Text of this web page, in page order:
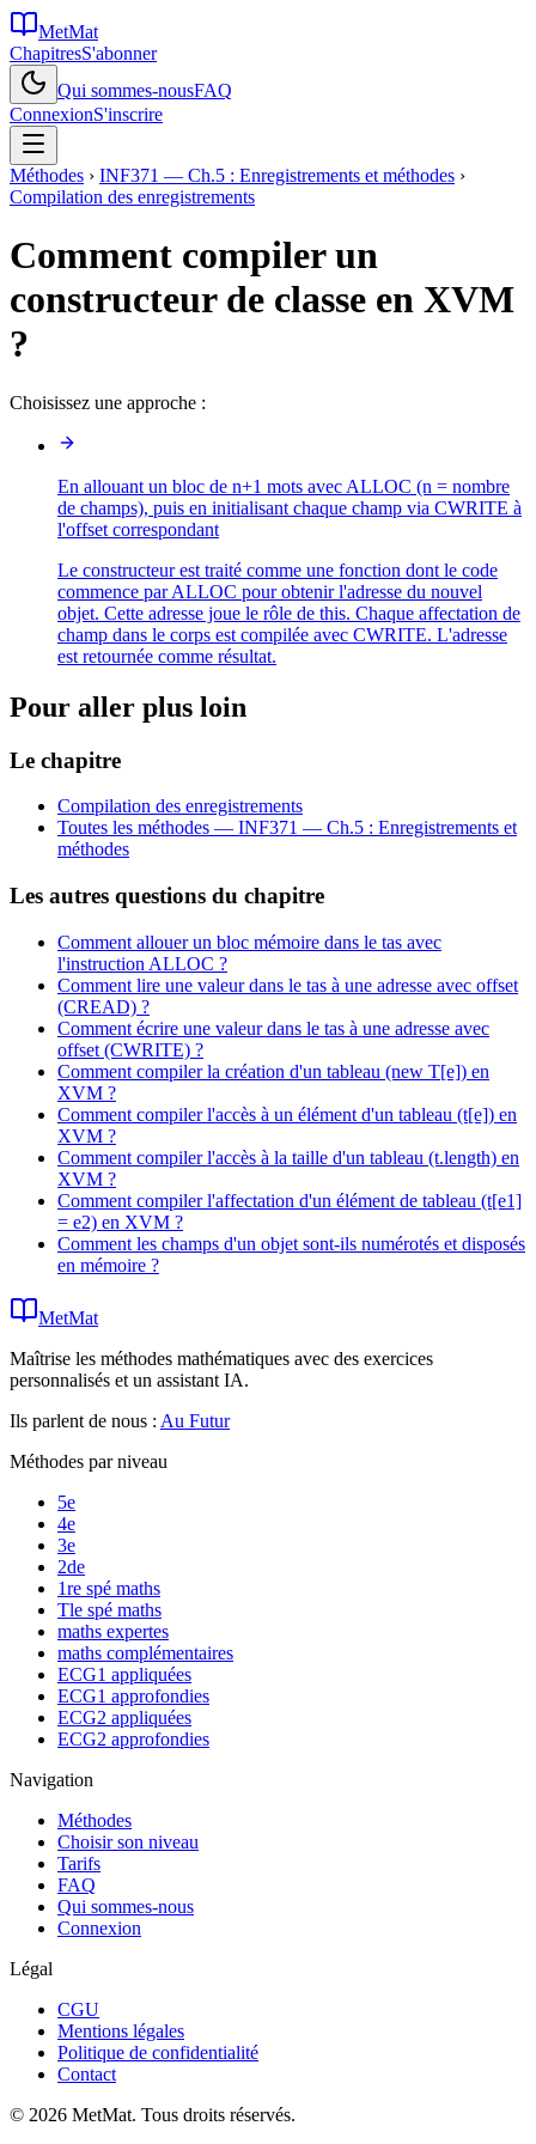
MetMat
ChapitresS'abonner
Qui sommes-nousFAQ
ConnexionS'inscrire
Méthodes › INF371 — Ch.5 : Enregistrements et méthodes ›
Compilation des enregistrements
Comment compiler un
constructeur de classe en XVM
?
Choisissez une approche :
En allouant un bloc de n+1 mots avec ALLOC (n = nombre
de champs), puis en initialisant chaque champ via CWRITE à
l'offset correspondant
Le constructeur est traité comme une fonction dont le code
commence par ALLOC pour obtenir l'adresse du nouvel
objet. Cette adresse joue le rôle de this. Chaque affectation de
champ dans le corps est compilée avec CWRITE. L'adresse
est retournée comme résultat.
Pour aller plus loin
Le chapitre
Compilation des enregistrements
Toutes les méthodes — INF371 — Ch.5 : Enregistrements et
méthodes
Les autres questions du chapitre
Comment allouer un bloc mémoire dans le tas avec
l'instruction ALLOC ?
Comment lire une valeur dans le tas à une adresse avec offset
(CREAD) ?
Comment écrire une valeur dans le tas à une adresse avec
offset (CWRITE) ?
Comment compiler la création d'un tableau (new T[e]) en
XVM ?
Comment compiler l'accès à un élément d'un tableau (t[e]) en
XVM ?
Comment compiler l'accès à la taille d'un tableau (t.length) en
XVM ?
Comment compiler l'affectation d'un élément de tableau (t[e1]
= e2) en XVM ?
Comment les champs d'un objet sont-ils numérotés et disposés
en mémoire ?
MetMat
Maîtrise les méthodes mathématiques avec des exercices
personnalisés et un assistant IA.
Ils parlent de nous : Au Futur
Méthodes par niveau
5e
4e
3e
2de
1re spé maths
Tle spé maths
maths expertes
maths complémentaires
ECG1 appliquées
ECG1 approfondies
ECG2 appliquées
ECG2 approfondies
Navigation
Méthodes
Choisir son niveau
Tarifs
FAQ
Qui sommes-nous
Connexion
Légal
CGU
Mentions légales
Politique de confidentialité
Contact
© 2026 MetMat. Tous droits réservés.